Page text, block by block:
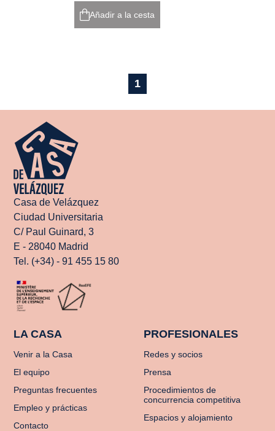
Añadir a la cesta
1
Casa de Velázquez
Ciudad Universitaria
C/ Paul Guinard, 3
E - 28040 Madrid
Tel. (+34) - 91 455 15 80
LA CASA
Venir a la Casa
El equipo
Preguntas frecuentes
Empleo y prácticas
Contacto
PROFESIONALES
Redes y socios
Prensa
Procedimientos de
concurrencia competitiva
Espacios y alojamiento